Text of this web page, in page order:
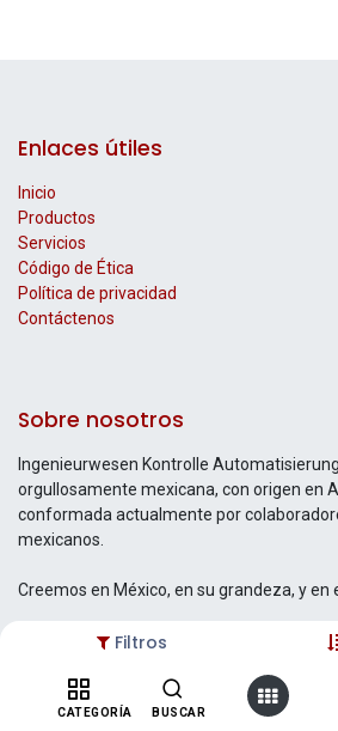
Filtros
CATEGORÍA BUSCAR
Enlaces útiles
Inicio
Productos
Servicios
Código de Ética
Política de privacidad
Contáctenos
Sobre nosotros
Ingenieurwesen Kontrolle
orgullosamente mexicana, con origen en
conformada actualmente por
mexicanos.
Creemos en México, en su grandeza, y en
Contáctenos